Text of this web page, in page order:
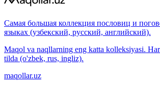
Самая большая коллекция пословиц и
языках (узбекский, русский, английский).
Maqol va naqllarning eng katta kolleksiyasi.
tilda (o'zbek, rus, ingliz).
maqollar.uz